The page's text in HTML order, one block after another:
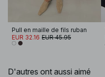
Pull en maille de fils ruban
EUR 32.16 EUR 45.95
D'autres ont aussi aimé